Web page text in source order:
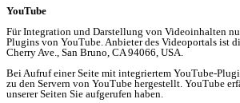
YouTube
Für Integration und Darstellung von Videoinhalten
Plugins von YouTube. Anbieter des Videoportals ist
Cherry Ave., San Bruno, CA 94066, USA.
Bei Aufruf einer Seite mit integriertem YouTube-
zu den Servern von YouTube hergestellt. YouTube
unserer Seiten Sie aufgerufen haben.